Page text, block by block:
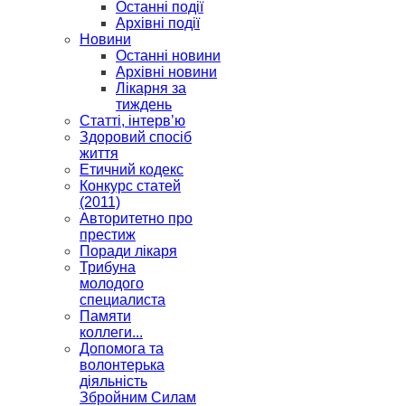
Останні події
Архівні події
Новини
Останні новини
Архівні новини
Лікарня за
тиждень
Статті, інтерв’ю
Здоровий спосіб
життя
Етичний кодекс
Конкурс статей
(2011)
Авторитетно про
престиж
Поради лікаря
Трибуна
молодого
специалиста
Памяти
коллеги...
Допомога та
волонтерька
діяльність
Збройним Силам